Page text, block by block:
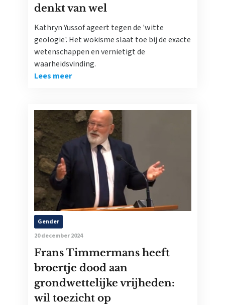
denkt van wel
Kathryn Yussof ageert tegen de 'witte
geologie'. Het wokisme slaat toe bij de exacte
wetenschappen en vernietigt de
waarheidsvinding.
Lees meer
Gender
20 december 2024
Frans Timmermans heeft
broertje dood aan
grondwettelijke vrijheden:
wil toezicht op